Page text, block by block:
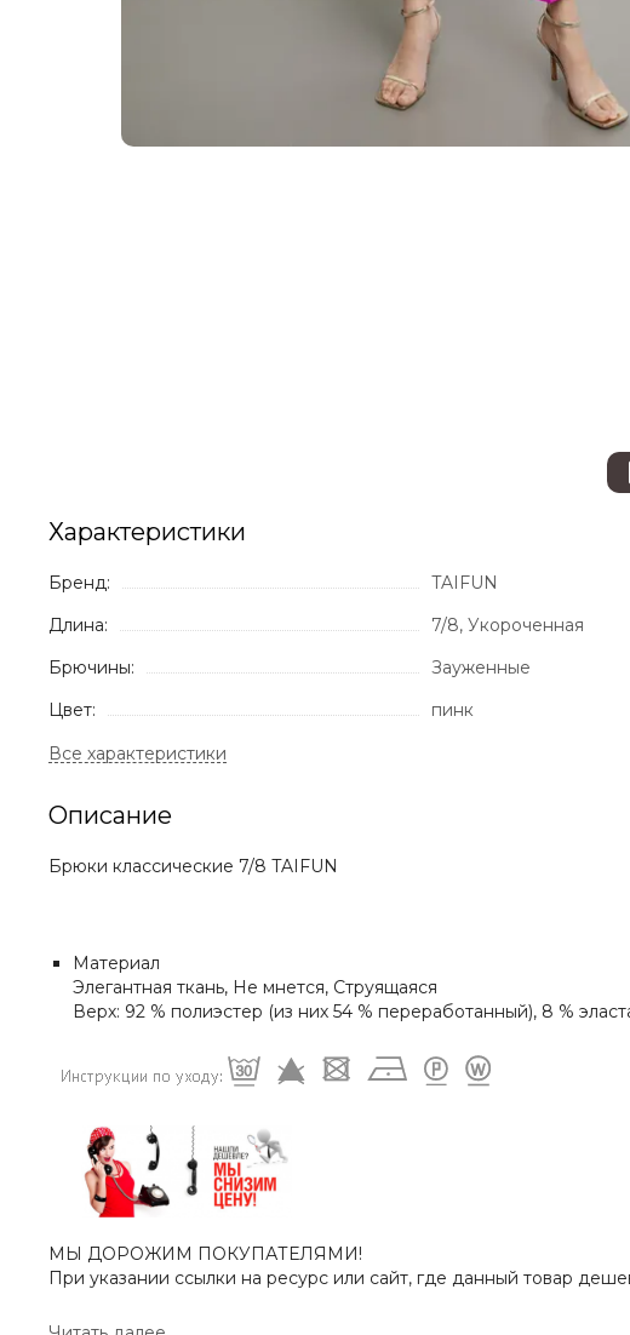
Характеристики
Бренд:
TAIFUN
Длина:
7/8, Укороченная
Брючины:
Зауженные
Цвет:
пинк
Описание
Брюки классические 7/8 TAIFUN
Материал
Элегантная ткань, Не мнется, Струящаяся
Верх: 92 % полиэстер (из них 54 % переработанный), 8 %
МЫ ДОРОЖИМ ПОКУПАТЕЛЯМИ!
При указании ссылки на ресурс или сайт, где данный товар